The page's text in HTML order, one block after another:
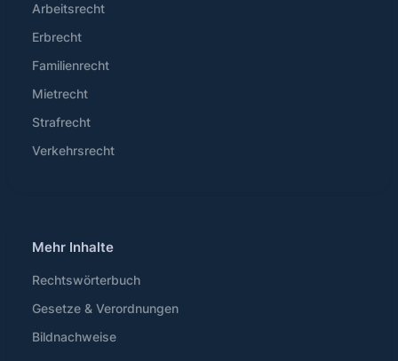
Arbeitsrecht
Erbrecht
Familienrecht
Mietrecht
Strafrecht
Verkehrsrecht
Mehr Inhalte
Rechtswörterbuch
Gesetze & Verordnungen
Bildnachweise